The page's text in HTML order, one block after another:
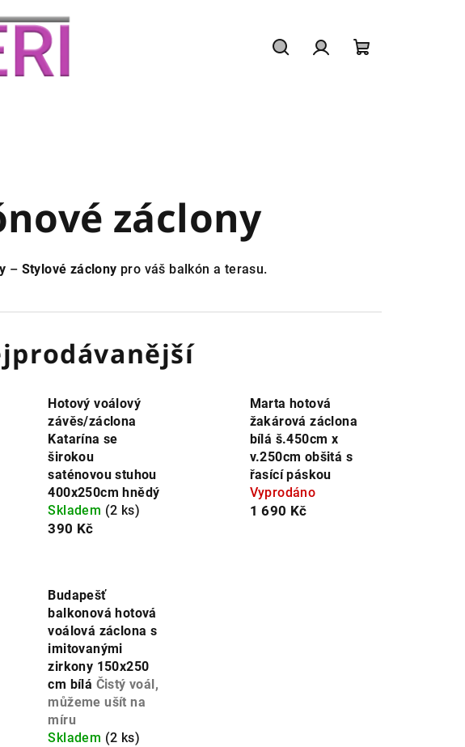
záclony
– Stylové záclony pro váš balkón a terasu.
Hotový voálový
závěs/záclona
Katarína se
širokou
saténovou stuhou
400x250cm hnědý
Skladem (2 ks)
390 Kč
Marta hotová
žakárová záclona
bílá š.450cm x
v.250cm obšitá s
řasící páskou
Vyprodáno
1 690 Kč
Budapešť
balkonová hotová
voálová záclona s
imitovanými
zirkony 150x250
cm bílá Čistý voál,
můžeme ušít na
míru
Skladem (2 ks)